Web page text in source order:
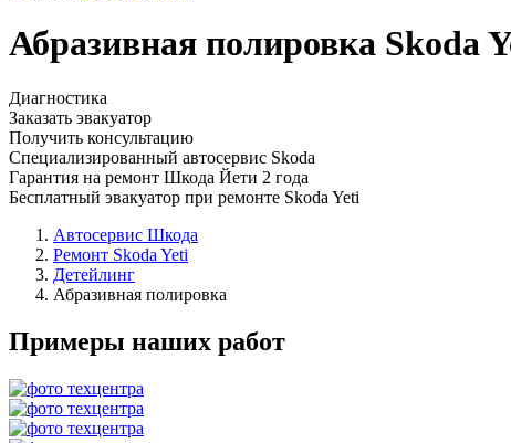
Абразивная полировка
Диагностика
Заказать эвакуатор
Получить консультацию
Специализированный автосервис Skoda
Гарантия на ремонт Шкода Йети 2 года
Бесплатный эвакуатор при ремонте Skoda Yeti
Автосервис Шкода
Ремонт Skoda Yeti
Детейлинг
Абразивная полировка
Примеры наших работ